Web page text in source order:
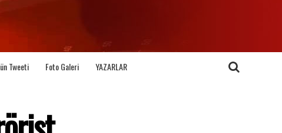
Tweeti Foto Galeri YAZARLAR